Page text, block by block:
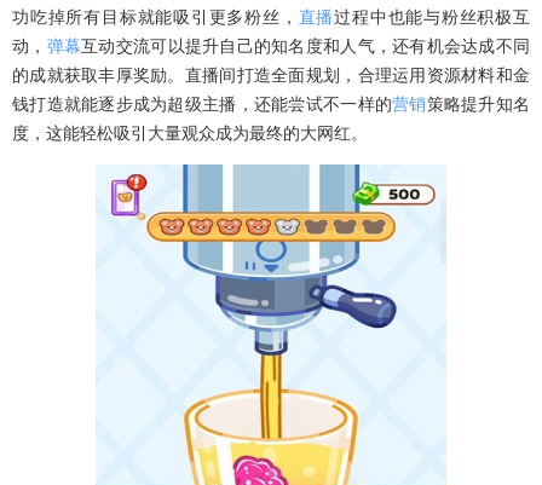
功吃掉所有目标就能吸引更多粉丝， 直播过程中也能与粉丝积极互
动， 弹幕互动交流可以提升自己的知名度和人气，还有机会达成不同
的成就获取丰厚奖励。直播间打造全面规划，合理运用资源材料和金
钱打造就能逐步成为超级主播，还能尝试不一样的营销策略提升知名
度，这能轻松吸引大量观众成为最终的大网红。